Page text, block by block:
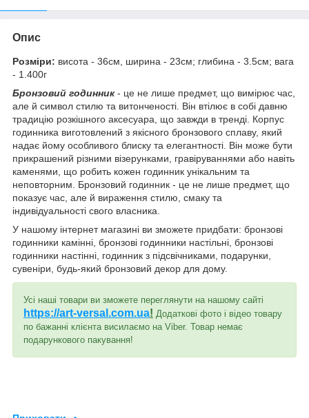
Опис
Розміри: висота - 36см, ширина - 23см; глибина - 3.5см; вага
- 1.400г
Бронзовий годинник- це не лише предмет, що вимірює час,
але й символ стилю та витонченості. Він втілює в собі давню
традицію розкішного аксесуара, що завжди в тренді. Корпус
годинника виготовлений з якісного бронзового сплаву, який
надає йому особливого блиску та елегантності. Він може бути
прикрашений різними візерунками, гравіруваннями або навіть
каменями, що робить кожен годинник унікальним та
неповторним. Бронзовий годинник - це не лише предмет, що
показує час, але й вираження стилю, смаку та
індивідуальності свого власника.
У нашому інтернет магазині ви зможете придбати: бронзові
годинники камінні, бронзові годинники настільні, бронзові
годинники настінні, годинник з підсвічниками, подарунки,
сувеніри, будь-який бронзовий декор для дому.
Усі наші товари ви зможете переглянути на нашому сайті
https://art-versal.com.ua! Додаткові фото і відео товару
по бажанні клієнта висилаємо на Viber. Товар немає
подарункового пакування!